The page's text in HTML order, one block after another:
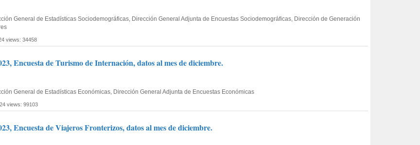
General de Estadísticas Sociodemográficas, Dirección General Adjunta de Encuestas Sociodemográficas, Dirección de Generación
views: 34458
Encuesta de Turismo de Internación, datos al mes de diciembre.
General de Estadísticas Económicas, Dirección General Adjunta de Encuestas Económicas
views: 99103
Encuesta de Viajeros Fronterizos, datos al mes de diciembre.